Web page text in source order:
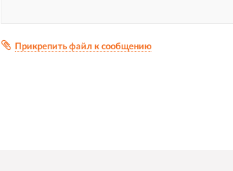
Прикрепить файл к сообщению